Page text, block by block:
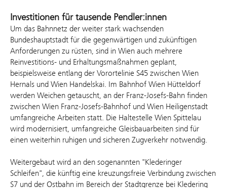
Investitionen für tausende Pendler:innen
Um das Bahnnetz der weiter stark wachsenden
Bundeshauptstadt für die gegenwärtigen und zukünftigen
Anforderungen zu rüsten, sind in Wien auch mehrere
Reinvestitions- und Erhaltungsmaßnahmen geplant,
beispielsweise entlang der Vorortelinie S45 zwischen Wien
Hernals und Wien Handelskai. Im Bahnhof Wien Hütteldorf
werden Weichen getauscht, an der Franz-Josefs-Bahn finden
zwischen Wien Franz-Josefs-Bahnhof und Wien Heiligenstadt
umfangreiche Arbeiten statt. Die Haltestelle Wien Spittelau
wird modernisiert, umfangreiche Gleisbauarbeiten sind für
einen weiterhin ruhigen und sicheren Zugverkehr notwendig.
Weitergebaut wird an den sogenannten "Klederinger
Schleifen", die künftig eine kreuzungsfreie Verbindung zwischen
S7 und der Ostbahn im Bereich der Stadtgrenze bei Kledering